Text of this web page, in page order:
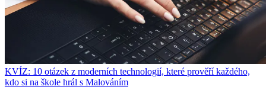
KVÍZ: 10 otázek z moderních technologií, které prověří každého,
kdo si na škole hrál s Malováním